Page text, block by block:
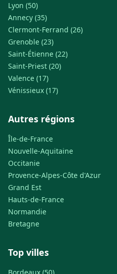
Lyon (50)
Annecy (35)
Clermont-Ferrand (26)
Grenoble (23)
Saint-Étienne (22)
Saint-Priest (20)
Valence (17)
Vénissieux (17)
Autres régions
Île-de-France
Nouvelle-Aquitaine
Occitanie
Provence-Alpes-Côte d'Azur
Grand Est
Hauts-de-France
Normandie
Bretagne
Top villes